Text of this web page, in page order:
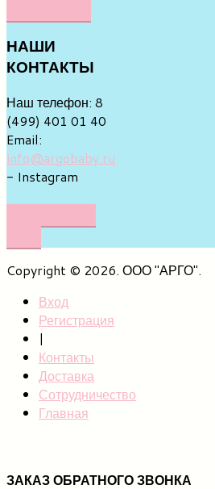
НАШИ
КОНТАКТЫ
Наш телефон: 8
(499) 401 01 40
Email:
info@argobaby.ru
- Instagram
Copyright © 2026. ООО "АРГО".
Вход
Регистрация
|
Контакты
Доставка
Сотрудничество
Главная
ЗАКАЗ ОБРАТНОГО ЗВОНКА